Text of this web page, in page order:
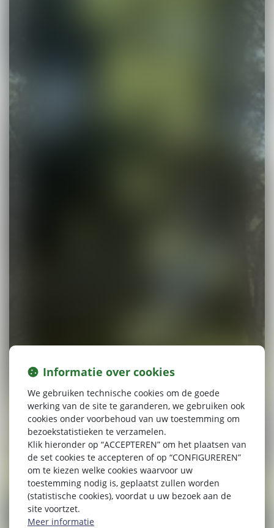
Informatie over cookies
We gebruiken technische cookies om de goede
werking van de site te garanderen, we gebruiken ook
cookies onder voorbehoud van uw toestemming om
bezoekstatistieken te verzamelen.
Klik hieronder op “ACCEPTEREN” om het plaatsen van
de set cookies te accepteren of op “CONFIGUREREN”
om te kiezen welke cookies waarvoor uw
toestemming nodig is, geplaatst zullen worden
(statistische cookies), voordat u uw bezoek aan de
site voortzet.
Meer informatie